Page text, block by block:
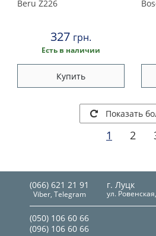
Beru Z226
327 грн.
Есть в наличии
Купить
Показать
1 2
(066) 621 21 91
Viber, Telegram
г. Луцк
ул.
(050) 106 60 66
(096) 106 60 66